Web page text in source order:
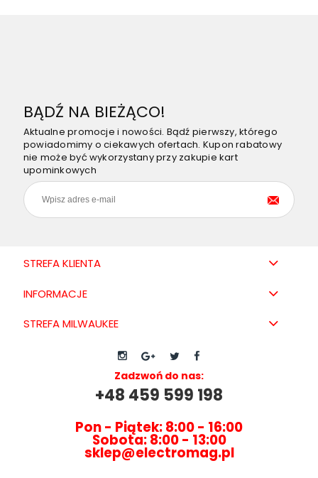
BĄDŹ NA BIEŻĄCO!
Aktualne promocje i nowości. Bądź pierwszy, którego
powiadomimy o ciekawych ofertach. Kupon rabatowy
nie może być wykorzystany przy zakupie kart
upominkowych
STREFA KLIENTA
INFORMACJE
STREFA MILWAUKEE
Zadzwoń do nas:
+48 459 599 198
Pon - Piątek: 8:00 - 16:00
Sobota: 8:00 - 13:00
sklep@electromag.pl